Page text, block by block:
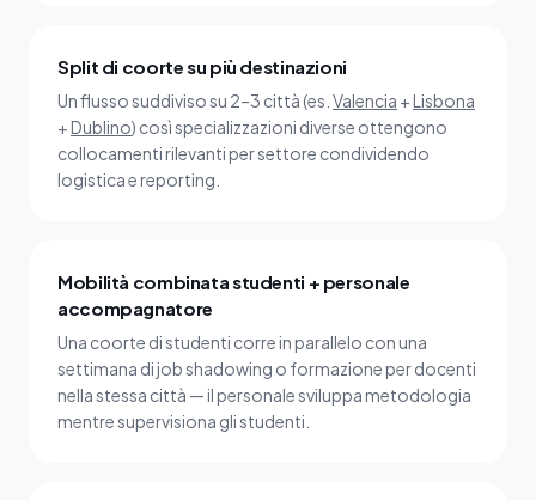
Split di coorte su più destinazioni
Un flusso suddiviso su 2–3 città (es. Valencia +Lisbona
+Dublino) così specializzazioni diverse ottengono
collocamenti rilevanti per settore condividendo
logistica e reporting.
Mobilità combinata studenti + personale
accompagnatore
Una coorte di studenti corre in parallelo con una
settimana di job shadowing o formazione per docenti
nella stessa città — il personale sviluppa metodologia
mentre supervisiona gli studenti.